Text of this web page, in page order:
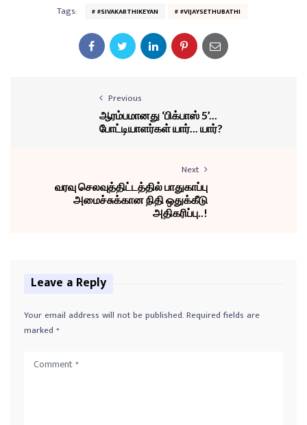
Tags: #SIVAKARTHIKEYAN #VIJAYSETHUBATHI
Previous
ஆரம்பமானது ‘பிக்பாஸ் 5’...
போட்டியாளர்கள் யார்... யார்?
Next
வரவு செலவுத்திட்டத்தில் பாதுகாப்பு
அமைச்சுக்கான நிதி ஒதுக்கீடு
அதிகரிப்பு..!
Leave a Reply
Your email address will not be published.Required fields are
marked *